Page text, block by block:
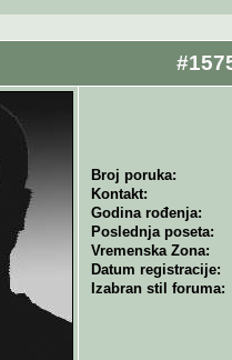
Broj poruka:
Kontakt:
Godina rođenja:
Poslednja poseta:
Vremenska Zona:
Datum registracije:
Izabran stil foruma: